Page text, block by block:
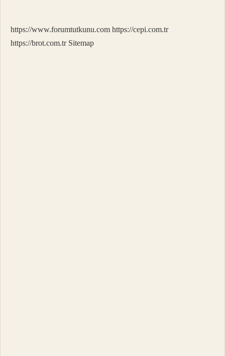
https://www.forumtutkunu.com https://cepi.com.tr
https://brot.com.tr Sitemap